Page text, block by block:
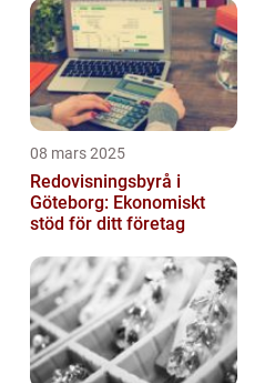
08 mars 2025
Redovisningsbyrå i
Göteborg: Ekonomiskt
stöd för ditt företag